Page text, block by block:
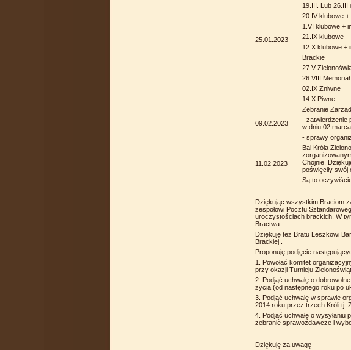
25.01.2023
19.III. Lub 26.III
20.IV klubowe +
1.VI klubowe +
21.IX klubowe
12.X klubowe +
Brackie
27.V
26.VIII
02.IX Żniwne
14.X Piwne
09.02.2023
Zebranie
- zatwierdzenie
w dniu 02
- sprawy
11.02.2023
Bal Króla
Chojnie.
poświęciły
Są to
Dziękując wszystkim Braciom
zespołowi Pocztu
uroczystościach brackich. W
Bractwa.
Dziękuję też Bratu Leszkowi
Brackiej .
Proponuję podjęcie
1. Powołać komitet
przy okazji Turnieju
2. Podjąć uchwałę o
życia (od następnego roku po
3. Podjąć uchwałę w sprawie
2014 roku przez trzech Króli tj.
4. Podjąć uchwałę o
zebranie sprawozdawcze i
Dziękuję za uwagę